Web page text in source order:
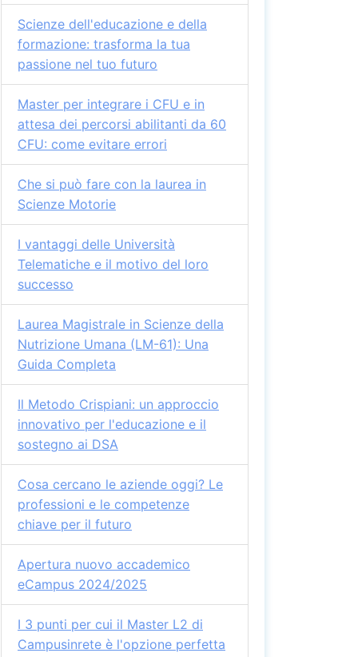
Scienze dell'educazione e della
formazione: trasforma la tua
passione nel tuo futuro
Master per integrare i CFU e in
attesa dei percorsi abilitanti da 60
CFU: come evitare errori
Che si può fare con la laurea in
Scienze Motorie
I vantaggi delle Università
Telematiche e il motivo del loro
successo
Laurea Magistrale in Scienze della
Nutrizione Umana (LM-61): Una
Guida Completa
Il Metodo Crispiani: un approccio
innovativo per l'educazione e il
sostegno ai DSA
Cosa cercano le aziende oggi? Le
professioni e le competenze
chiave per il futuro
Apertura nuovo accademico
eCampus 2024/2025
I 3 punti per cui il Master L2 di
Campusinrete è l'opzione perfetta